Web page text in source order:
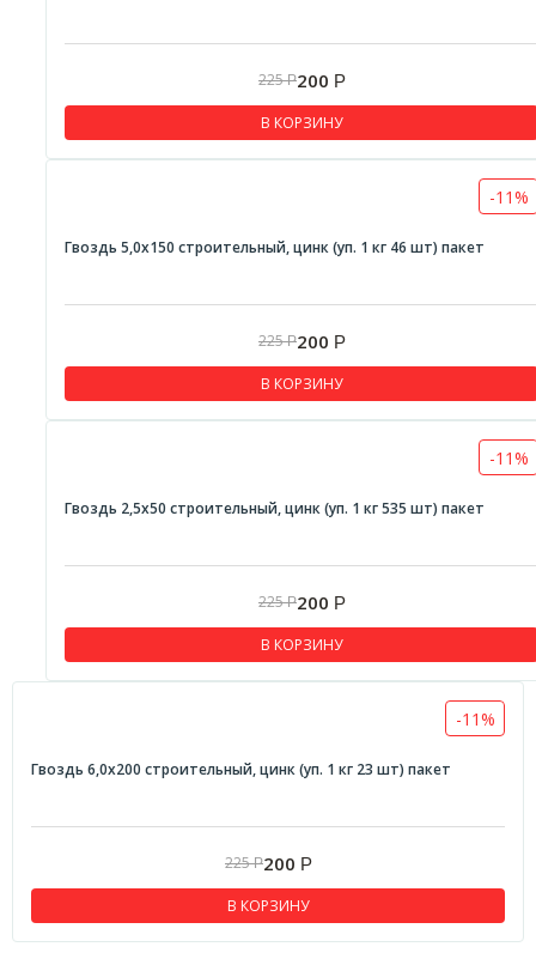
225Р200 Р
В КОРЗИНУ
-11%
Гвоздь 5,0х150 строительный, цинк (уп. 1 кг 46 шт) пакет
225Р200 Р
В КОРЗИНУ
-11%
Гвоздь 2,5х50 строительный, цинк (уп. 1 кг 535 шт) пакет
225Р200 Р
В КОРЗИНУ
-11%
Гвоздь 6,0х200 строительный, цинк (уп. 1 кг 23 шт) пакет
225Р200 Р
В КОРЗИНУ